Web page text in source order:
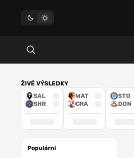
ŽIVÉ VÝSLEDKY
SAL
SHR
WAT
CRA
STO
DON
Populární